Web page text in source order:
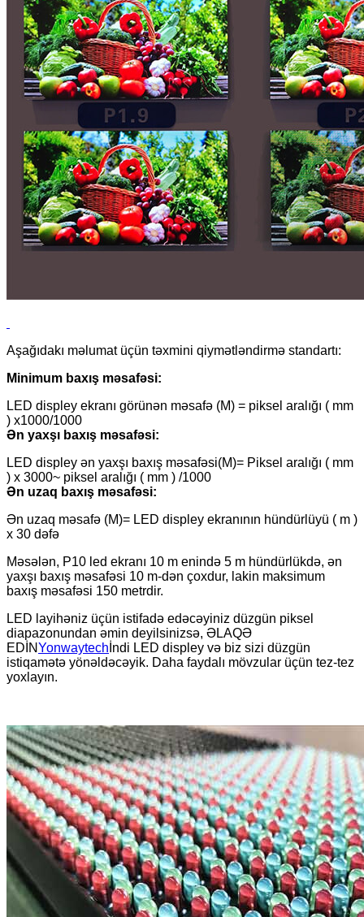
Aşağıdakı məlumat üçün təxmini qiymətləndirmə standartı:
Minimum baxış məsafəsi:
LED displey ekranı görünən məsafə (M) = piksel aralığı ( mm
) x1000/1000
Ən yaxşı baxış məsafəsi:
LED displey ən yaxşı baxış məsafəsi(M)= Piksel aralığı ( mm
) x 3000~ piksel aralığı ( mm ) /1000
Ən uzaq baxış məsafəsi:
Ən uzaq məsafə (M)= LED displey ekranının hündürlüyü ( m )
x 30 dəfə
Məsələn, P10 led ekranı 10 m enində 5 m hündürlükdə, ən
yaxşı baxış məsafəsi 10 m-dən çoxdur, lakin maksimum
baxış məsafəsi 150 metrdir.
LED layihəniz üçün istifadə edəcəyiniz düzgün piksel
diapazonundan əmin deyilsinizsə, ƏLAQƏ
EDİNYonwaytech İndi LED displey və biz sizi düzgün
istiqamətə yönəldəcəyik. Daha faydalı mövzular üçün tez-tez
yoxlayın.